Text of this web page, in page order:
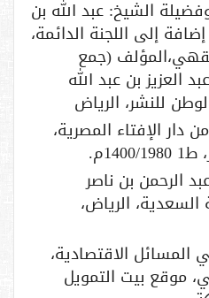
الشيخ: عبد الله بن
إلى اللجنة الدائمة،
(جمع
العزيز بن عبد الله
للنشر، الرياض
دار الإفتاء المصرية،
الرحمن بن ناصر
الرياض،
المسائل الاقتصادية،
موقع بيت التمويل